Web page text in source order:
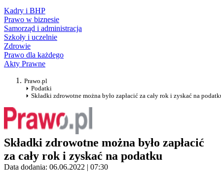
Kadry i BHP
Prawo w biznesie
Samorząd i administracja
Szkoły i uczelnie
Zdrowie
Prawo dla każdego
Akty Prawne
Prawo.pl
Podatki
Składki zdrowotne można było zapłacić za cały rok i zyskać na
Składki zdrowotne można było zapłacić
za cały rok i zyskać na podatku
Data dodania: 06.06.2022 | 07:30